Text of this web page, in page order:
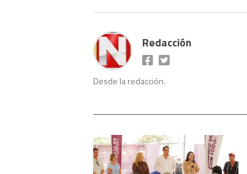
Redacción
Desde la redacción.